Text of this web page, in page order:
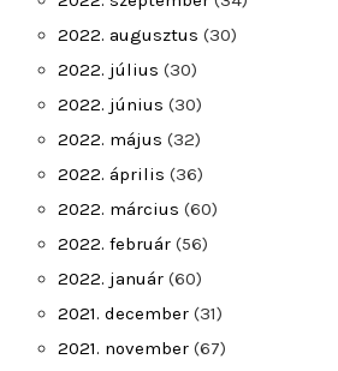
2022. augusztus (30)
2022. július (30)
2022. június (30)
2022. május (32)
2022. április (36)
2022. március (60)
2022. február (56)
2022. január (60)
2021. december (31)
2021. november (67)